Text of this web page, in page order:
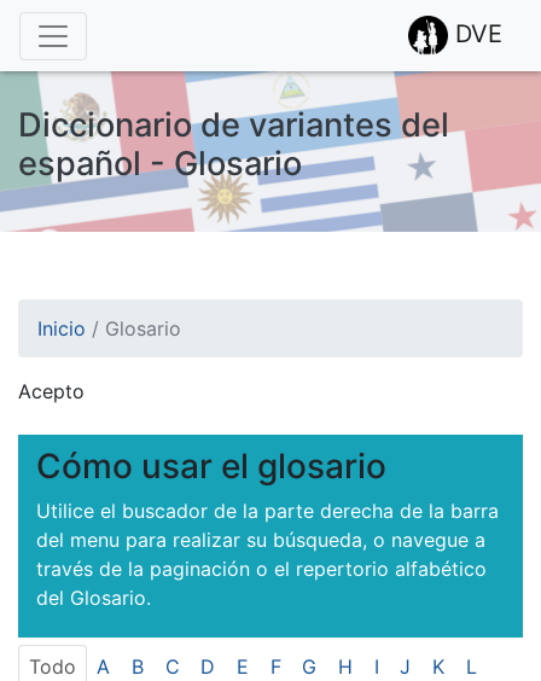
DVE
Diccionario de variantes del
español - Glosario
Inicio / Glosario
Acepto
Esto nos ayuda a recolectar estadísticas de las visitas.
Cómo usar el glosario
Utilice el buscador de la parte derecha de la barra
del menu para realizar su búsqueda, o navegue a
través de la paginación o el repertorio alfabético
del Glosario.
Todo A B C D E F G H I J K
L